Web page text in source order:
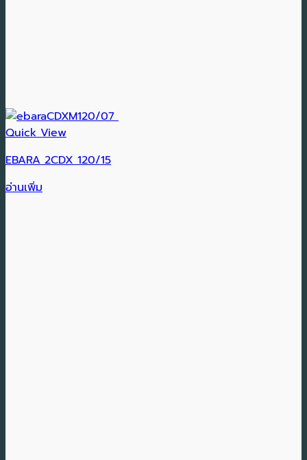
Quick View
EBARA 2CDX 120/15
อ่านเพิ่ม